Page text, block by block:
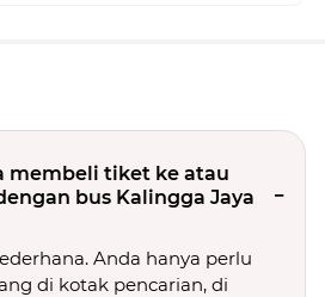
membeli tiket ke atau
bus Kalingga Jaya
Anda hanya perlu
di kotak pencarian, di